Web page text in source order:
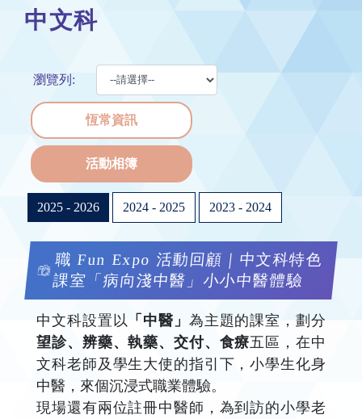
中文科
瀏覽列:
恆常資訊
活動相簿
2025 - 2026 2024 - 2025 2023 - 2024
職 Fun Expo 活動回顧｜中文科特色
課室「病向淺中醫」小小中醫體驗
中文科設置以 「中醫」 為主題的課室，劃分
望診、辨藥、執藥、交付、食療五區，在中
文科老師及學生大使的指引下，小學生化身
中醫，來個沉浸式職業體驗。
現場還有兩位註冊中醫師，為到訪的小學老